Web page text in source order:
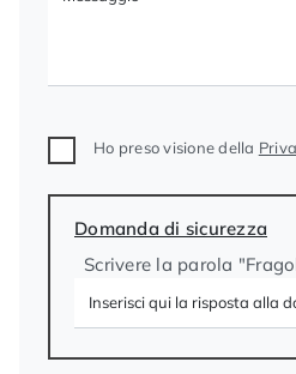
Ho preso visione della
Domanda di sicurezza
Scrivere la parola